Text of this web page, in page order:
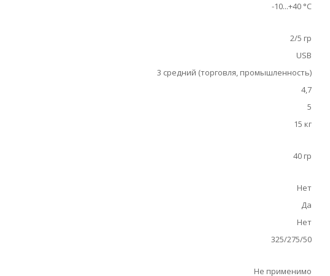
-10...+40 °С
2/5 гр
USB
3 средний (торговля, промышленность)
4,7
5
15 кг
40 гр
Нет
Да
Нет
325/275/50
Не применимо